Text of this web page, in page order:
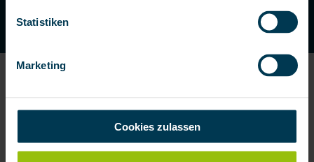
Statistiken
Marketing
Cookies zulassen
Weitere Artikel zum Thema